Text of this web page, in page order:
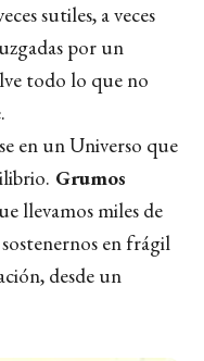
sutiles, a veces
por un
todo lo que no
en un Universo que
Grumos
llevamos miles de
en frágil
desde un